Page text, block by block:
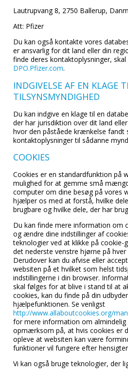
Lautrupvang 8, 2750 Ballerup,
Att: Pfizer
Du kan også kontakte vores
er ansvarlig for dit land eller din
finde deres kontaktoplysninger, skal
DPO.Pfizer.com.
INDGIVELSE AF EN KLAGE
TILSYNSMYNDIGHED
Du kan indgive en klage til en
der har jurisdiktion over dit land
hvor den påståede krænkelse fandt
kontaktoplysninger til sådanne
COOKIES
Cookies er en standardfunktion på
mulighed for at gemme små
computer om dine besøg på vores
hjælper os med at forstå, hvilke
brugbare og hvilke dele, der har
Du kan finde mere information om
og ændre dine indstillinger af
teknologier ved at klikke på
det nederste venstre hjørne på
Derudover kan du afvise eller
websiten på et hvilket som helst
indstillingerne i din browser.
skal følges for at blive i stand til at
cookies, kan du finde på din
hjælpefunktionen. Se venligst
http://www.allaboutcookies.org/
for mere information om
opmærksom på, at hvis cookies er
opleve at websiten kan være
funktioner vil fungere efter
Vi kan også bruge teknologier, der